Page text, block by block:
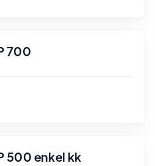
700
500 enkel kk